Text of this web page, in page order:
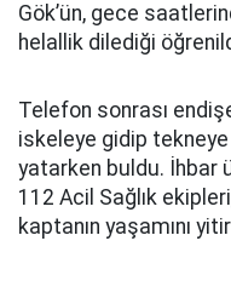
Gök’ün, gece
helallik dilediği
Telefon sonrası
iskeleye gidip tekneye
yatarken buldu. İhbar
112 Acil Sağlık
kaptanın yaşamını